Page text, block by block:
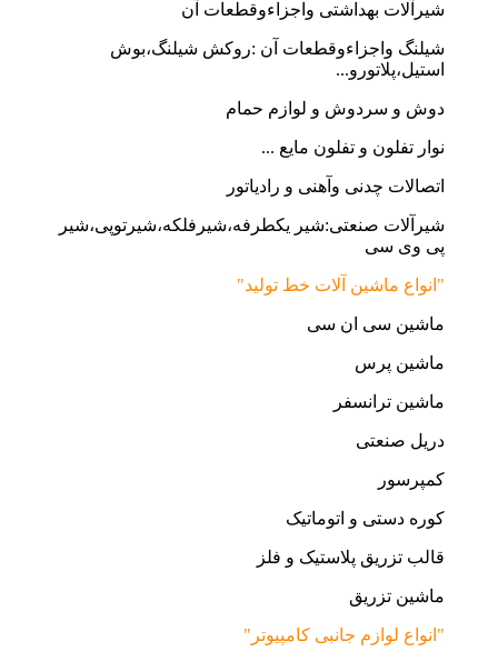
شیرآلات بهداشتی واجزاءوقطعات آن
شیلنگ واجزاءوقطعات آن :روکش شیلنگ،بوش
استیل،پلاتورو...
دوش و سردوش و لوازم حمام
نوار تفلون و تفلون مایع ...
اتصالات چدنی وآهنی و رادیاتور
شیرآلات صنعتی:شیر یکطرفه،شیرفلکه،شیرتوپی،شیر
پی وی سی
"انواع ماشین آلات خط تولید"
ماشین سی ان سی
ماشین پرس
ماشین ترانسفر
دریل صنعتی
کمپرسور
کوره دستی و اتوماتیک
قالب تزریق پلاستیک و فلز
ماشین تزریق
"انواع لوازم جانبی کامپیوتر"